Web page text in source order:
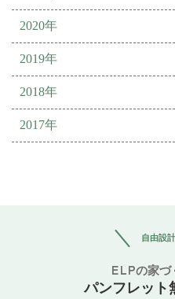
2020年
2019年
2018年
2017年
自由設
ELPの家づ
パンフレット